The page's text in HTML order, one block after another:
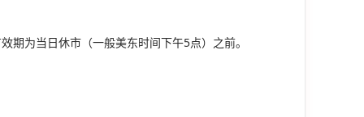
为当日休市（一般美东时间下午5点）之前。